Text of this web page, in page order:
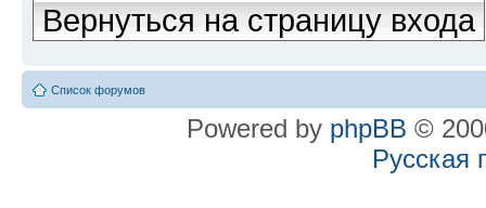
Вернуться на страницу входа
Список форумов
Powered by phpBB ©
Русская